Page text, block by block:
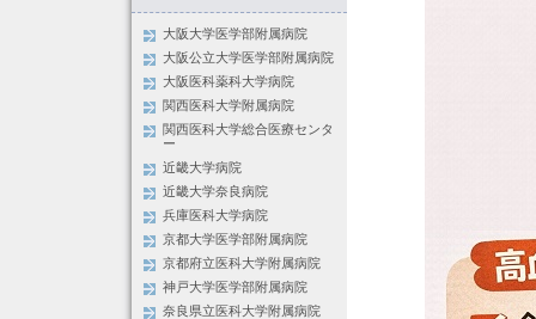
大阪大学医学部附属病院
大阪公立大学医学部附属病院
大阪医科薬科大学病院
関西医科大学附属病院
関西医科大学総合医療センタ
ー
近畿大学病院
近畿大学奈良病院
兵庫医科大学病院
京都大学医学部附属病院
京都府立医科大学附属病院
神戸大学医学部附属病院
奈良県立医科大学附属病院